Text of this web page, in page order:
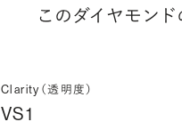
このダイヤモン
Clarity（透明度）
VS1